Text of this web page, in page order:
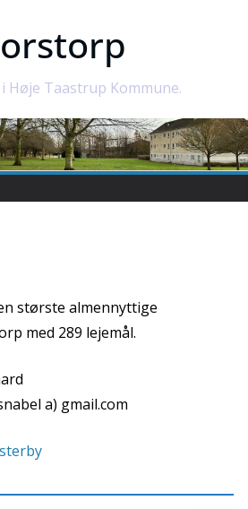
Høje Taastrup Kommune.
største almennyttige
med 289 lejemål.
a) gmail.com